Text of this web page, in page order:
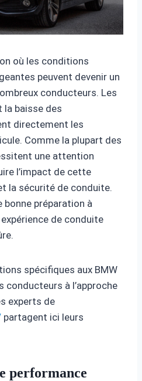
où les conditions
peuvent devenir un
conducteurs. Les
baisse des
directement les
Comme la plupart des
une attention
l’impact de cette
la sécurité de conduite.
bonne préparation à
de conduite
spécifiques aux BMW
à l’approche
experts de
partagent ici leurs
performance